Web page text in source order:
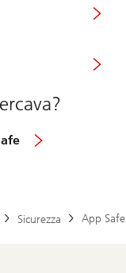
Sicurezza App Safe